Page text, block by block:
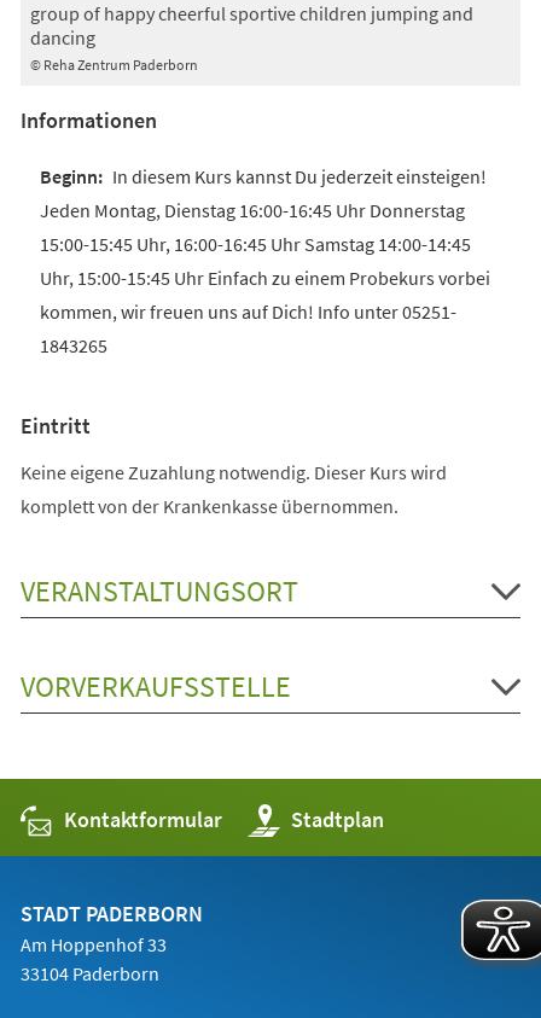
© Reha Zentrum Paderborn
group of happy cheerful sportive children jumping and
dancing
Informationen
In diesem Kurs kannst Du jederzeit einsteigen!
Jeden Montag, Dienstag 16:00-16:45 Uhr Donnerstag
15:00-15:45 Uhr, 16:00-16:45 Uhr Samstag 14:00-14:45
Uhr, 15:00-15:45 Uhr Einfach zu einem Probekurs vorbei
kommen, wir freuen uns auf Dich! Info unter 05251-
1843265
Eintritt
Keine eigene Zuzahlung notwendig. Dieser Kurs wird
komplett von der Krankenkasse übernommen.
VERANSTALTUNGSORT
VORVERKAUFSSTELLE
Kontaktformular Stadtplan
(Öffnet
in
einem
STADT PADERBORN
Am Hoppenhof 33
33104 Paderborn